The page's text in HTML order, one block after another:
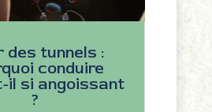
des tunnels :
conduire
il si angoissant
?